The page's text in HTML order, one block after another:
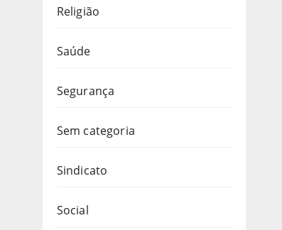
Religião
Saúde
Segurança
Sem categoria
Sindicato
Social